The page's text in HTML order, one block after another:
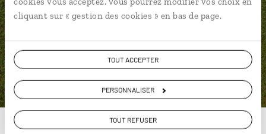
cliquant sur « gestion des cookies » en bas de page.
TOUT ACCEPTER
PERSONNALISER
TOUT REFUSER
ou
Construisez votre voyage avec un spécialiste
Botswana
01 86 95 65 08